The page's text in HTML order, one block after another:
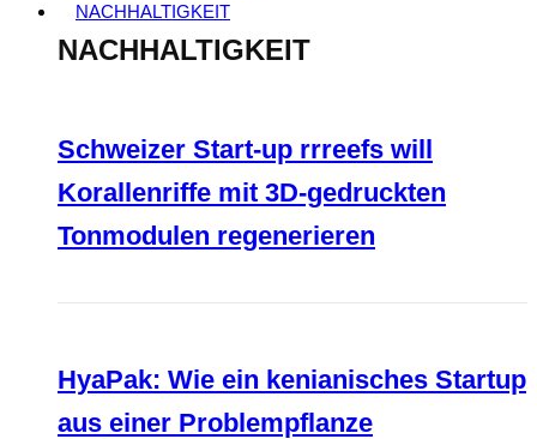
NACHHALTIGKEIT
NACHHALTIGKEIT
Schweizer Start-up rrreefs will
Korallenriffe mit 3D-gedruckten
Tonmodulen regenerieren
HyaPak: Wie ein kenianisches Startup
aus einer Problempflanze